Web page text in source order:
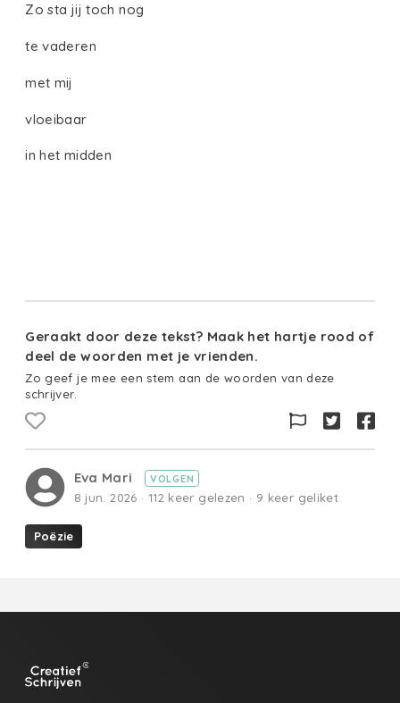
Zo sta jij toch nog
te vaderen
met mij
vloeibaar
in het midden
Geraakt door deze tekst? Maak het hartje rood of
deel de woorden met je vrienden.
Zo geef je mee een stem aan de woorden van deze
schrijver.
Eva Mari VOLGEN
8 jun. 2026 · 112 keer gelezen · 9 keer geliket
Poëzie